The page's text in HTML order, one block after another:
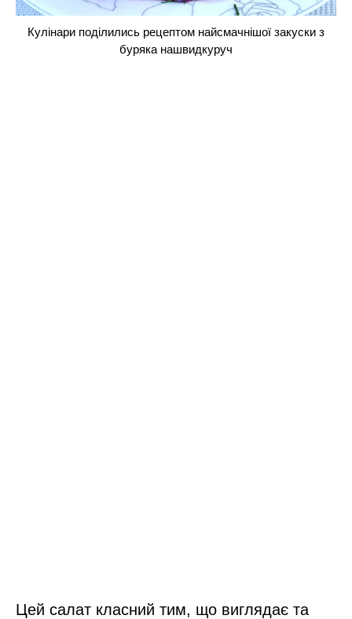
Кулінари поділились рецептом найсмачнішої закуски з
буряка нашвидкуруч
Цей салат класний тим, що виглядає та